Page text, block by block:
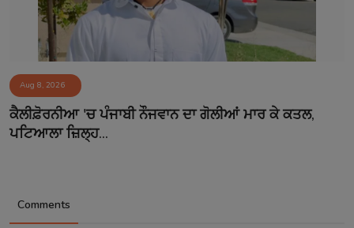
Aug 8, 2026
ਕੈਲੀਫ਼ੋਰਨੀਆ 'ਚ ਪੰਜਾਬੀ ਨੌਜਵਾਨ ਦਾ ਗੋਲੀਆਂ ਮਾਰ ਕੇ ਕਤਲ,
ਪਟਿਆਲਾ ਜ਼ਿਲ੍ਹ...
Comments